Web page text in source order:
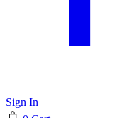
Sign In